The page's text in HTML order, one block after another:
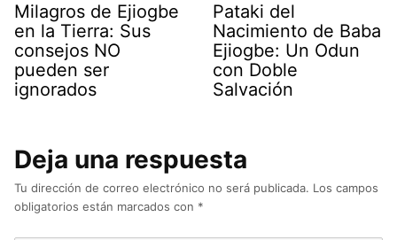
Milagros de Ejiogbe
en la Tierra: Sus
consejos NO
pueden ser
ignorados
Pataki del
Nacimiento de Baba
Ejiogbe: Un Odun
con Doble
Salvación
Deja una respuesta
Tu dirección de correo electrónico no será publicada. Los campos
obligatorios están marcados con *